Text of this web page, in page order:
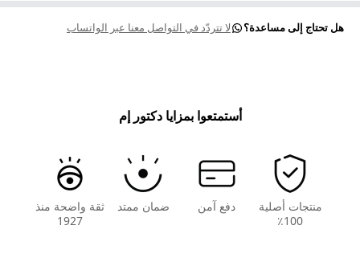
هل تحتاج إلى مساعدة؟ لا تتردّد في التواصل معنا عبر الواتساب
أستمتعوا بمزايا دكتور إم
منتجات أصلية
100٪
دفع آمن ضمان ممتد
ثقة واضحة منذ
1927